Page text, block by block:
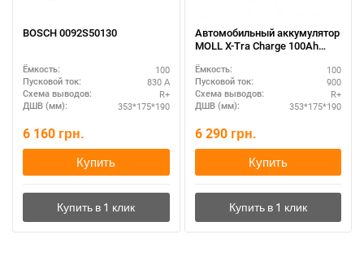
BOSCH 0092S50130
Ёмкость: 100
Пусковой ток: 830 А
Схема выводов: R+
ДШВ (мм): 353*175*190
6 160 грн.
Купить
Автомобильный аккумулятор
MOLL X-Tra Charge 100Ah
Ёмкость: 100
Пусковой ток: 900
Схема выводов: R+
ДШВ (мм): 353*175*190
6 290 грн.
Купить